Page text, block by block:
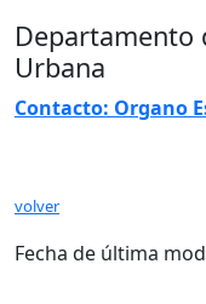
Departamento
Urbana
Contacto: Organo
volver
Fecha de última